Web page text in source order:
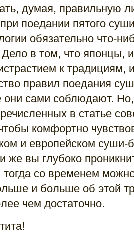
думая, правильную
поедании пятого
обязательно что-
Дело в том, что японцы,
к традициям,
правил поедания
они сами соблюдают.
в статье
комфортно
и европейском суши-
же вы глубоко
со временем
и больше об этой
чем достаточно.